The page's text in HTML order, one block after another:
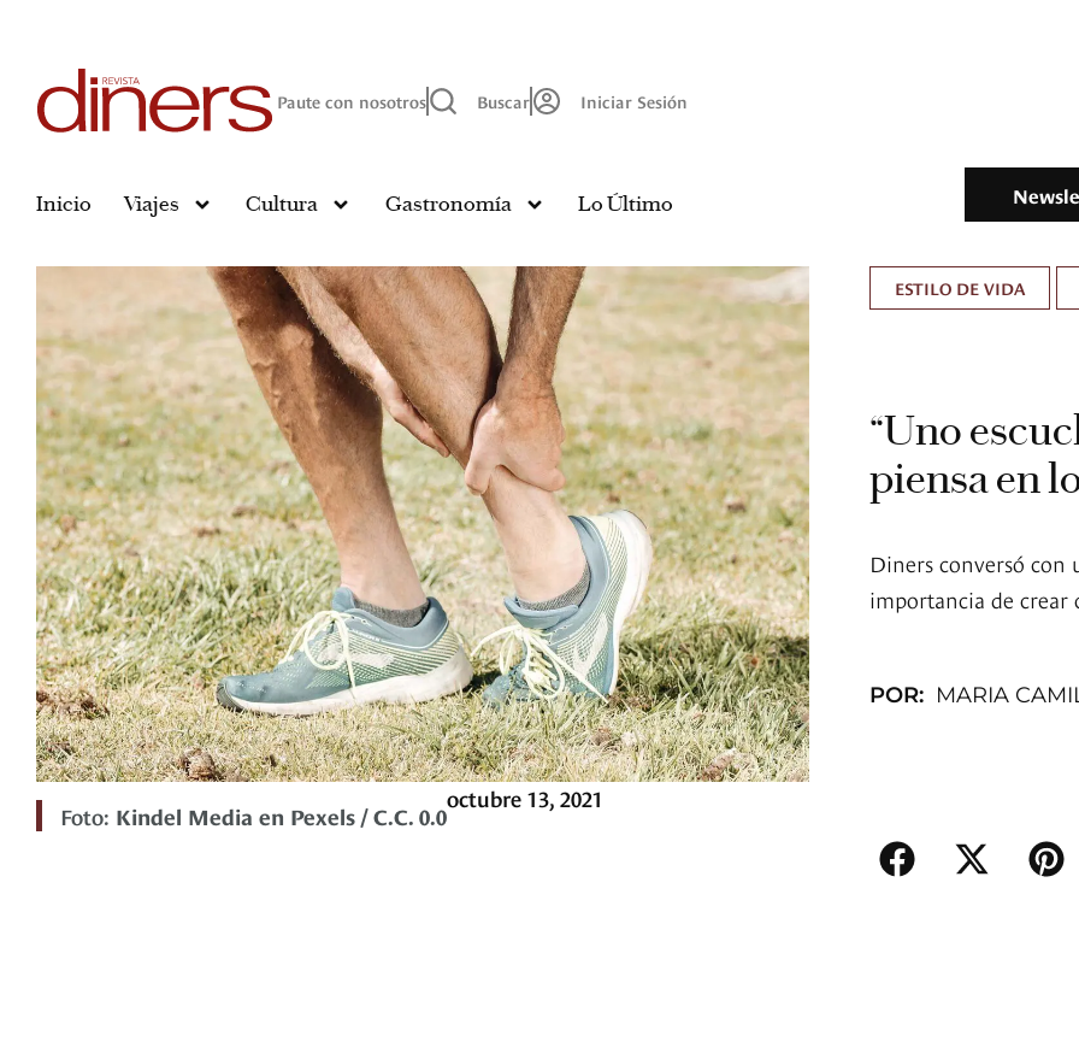
Paute con nosotros Buscar Iniciar Sesión
Inicio Viajes Cultura Gastronomía Lo Último
Foto: Kindel Media en Pexels / C.C. 0.0
octubre 13, 2021
ESTILO DE VIDA
“Uno
piensa en
Diners conversó con
importancia de crear
POR: MARIA